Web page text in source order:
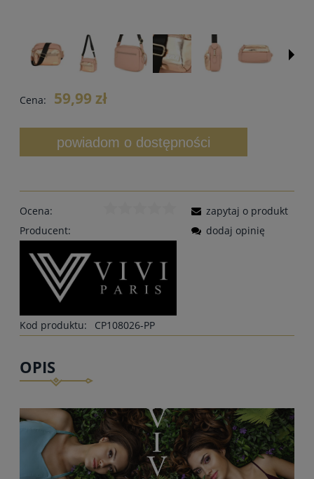
Cena: 59,99 zł
powiadom o dostępności
Ocena:
Producent:
Kod produktu: CP108026-PP
zapytaj o produkt
dodaj opinię
OPIS